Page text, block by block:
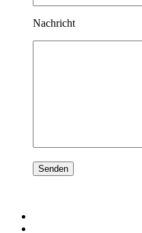
Nachricht